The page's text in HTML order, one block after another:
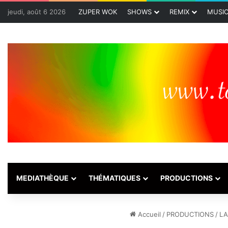
jeudi, août 6 2026 ZUPER WOK SHOWS REMIX MUSIC
MEDIATHÈQUE THÉMATIQUES PRODUCTIONS
Accueil / PRODUCTIONS /